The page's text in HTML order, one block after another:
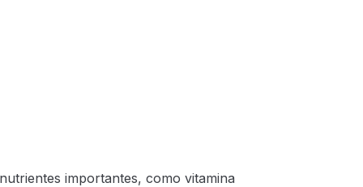
importantes, como vitamina